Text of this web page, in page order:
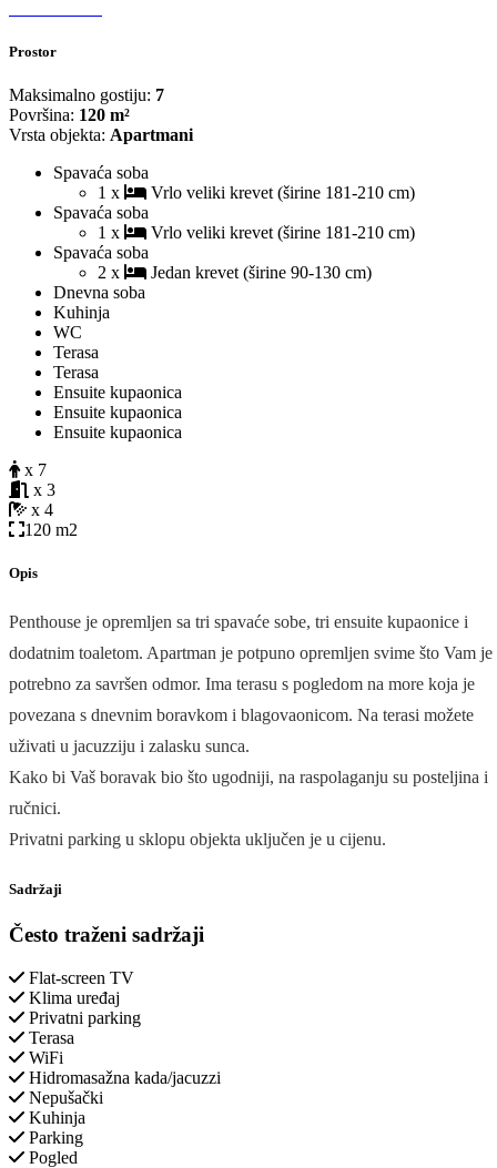
Prostor
Maksimalno gostiju: 7
Površina: 120 m²
Vrsta objekta: Apartmani
Spavaća soba
1 x
Vrlo veliki krevet (širine 181-210 cm)
Spavaća soba
1 x
Vrlo veliki krevet (širine 181-210 cm)
Spavaća soba
2 x
Jedan krevet (širine 90-130 cm)
Dnevna soba
Kuhinja
WC
Terasa
Terasa
Ensuite kupaonica
Ensuite kupaonica
Ensuite kupaonica
x 7
x 3
x 4
120 m2
Opis
Penthouse je opremljen sa tri spavaće sobe, tri ensuite kupaonice i
dodatnim toaletom. Apartman je potpuno opremljen svime što Vam je
potrebno za savršen odmor. Ima terasu s pogledom na more koja je
povezana s dnevnim boravkom i blagovaonicom. Na terasi možete
uživati u jacuzziju i zalasku sunca.
Kako bi Vaš boravak bio što ugodniji, na raspolaganju su posteljina i
ručnici.
Privatni parking u sklopu objekta uključen je u cijenu.
Sadržaji
Često traženi sadržaji
Flat-screen TV
Klima uređaj
Privatni parking
Terasa
WiFi
Hidromasažna kada/jacuzzi
Nepušački
Kuhinja
Parking
Pogled